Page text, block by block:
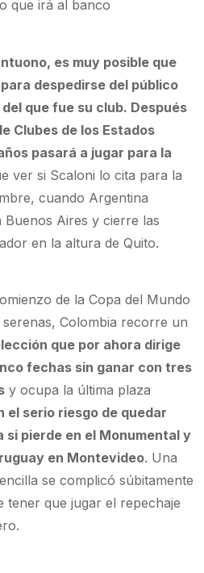
que irá al banco
es muy posible que
despedirse del público
que fue su club. Después
Clubes de los Estados
pasará a jugar para la
ver si Scaloni lo cita para la
cuando Argentina
Aires y cierre las
en la altura de Quito.
de la Copa del Mundo
Colombia recorre un
que por ahora dirige
fechas sin ganar con tres
y ocupa la última plaza
el serio riesgo de quedar
si pierde en el Monumental y
en Montevideo. Una
se complicó súbitamente
tener que jugar el repechaje